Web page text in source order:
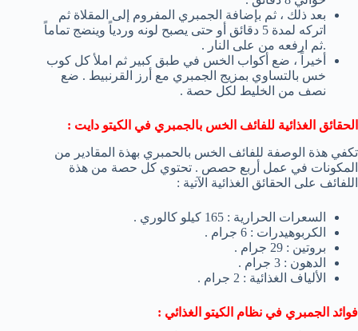
بعد ذلك ، ثم بإضافة الجمبري المفروم إلى المقلاة ثم
اتركه لمدة 5 دقائق أو حتى يصبح لونه وردياً وينضج تماماً
.ثم ارفعه من على النار .
أخيراً ، ضع أكواب الخس في طبق كبير ثم املأ كل كوب
خس بالتساوي بمزيج الجمبري مع أرز القرنبيط . ضع
نصف من الخليط لكل حصة .
الحقائق الغذائية للفائف الخس بالجمبري في الكيتو دايت :
تكفي هذة الوصفة للفائف الخس بالحمبري بهذة المقادير من
المكونات في عمل أربع حصص . تحتوي كل حصة من هذة
اللفائف على الحقائق الغذائية الآتية :
السعرات الحرارية : 165 كيلو كالوري .
الكربوهيدرات : 6 جرام .
بروتين : 29 جرام .
الدهون : 3 جرام .
الألياف الغذائية : 2 جرام .
فوائد الجمبري في نظام الكيتو الغذائي :